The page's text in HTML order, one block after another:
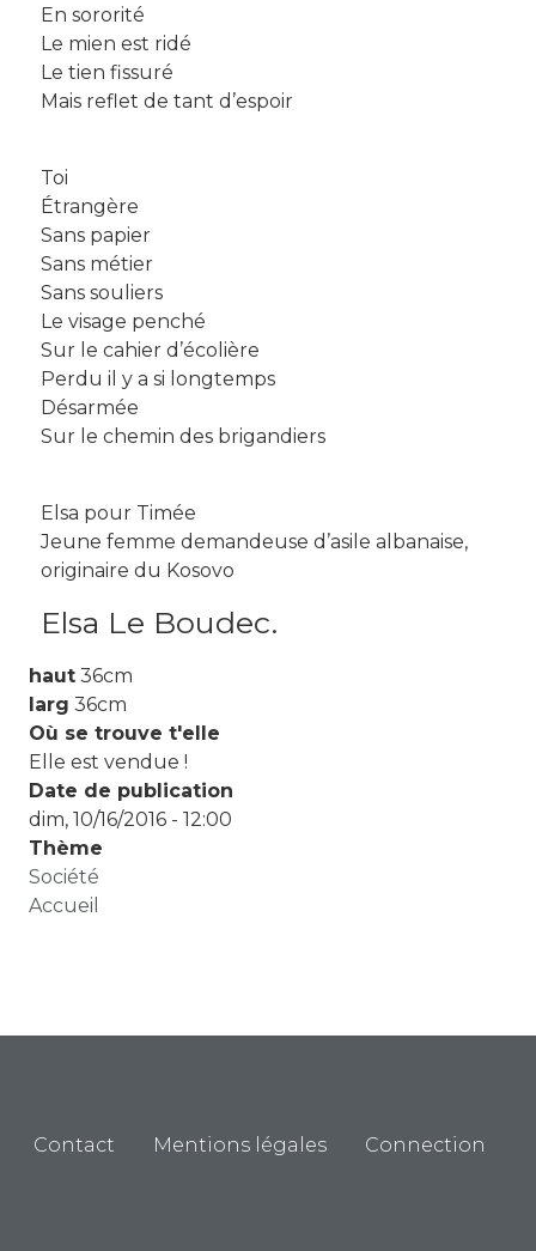
En sororité
Le mien est ridé
Le tien fissuré
Mais reflet de tant d’espoir
Toi
Étrangère
Sans papier
Sans métier
Sans souliers
Le visage penché
Sur le cahier d’écolière
Perdu il y a si longtemps
Désarmée
Sur le chemin des brigandiers
Elsa pour Timée
Jeune femme demandeuse d’asile albanaise,
originaire du Kosovo
Elsa Le Boudec.
haut 36cm
larg 36cm
Où se trouve t'elle
Elle est vendue !
Date de publication
dim, 10/16/2016 - 12:00
Thème
Société
Fil d'Ariane
Accueil
Menu Pied de page
Contact Mentions légales Connection